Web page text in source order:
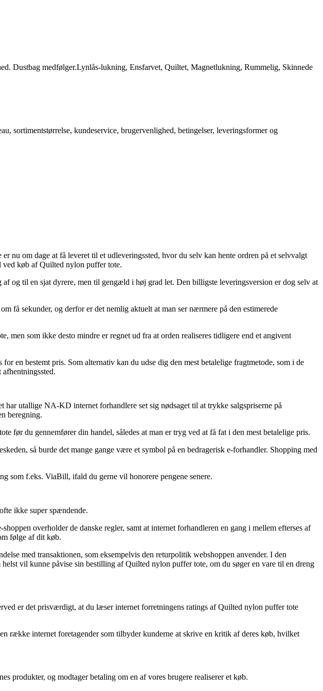
Dustbag medfølger.Lynlås-lukning, Ensfarvet, Quiltet, Magnetlukning, Rummelig, Skinnede
sortimentstørrelse, kundeservice, brugervenlighed, betingelser, leveringsformer og
nu om dage at få leveret til et udleveringssted, hvor du selv kan hente ordren på et selvvalgt
ved køb af Quilted nylon puffer tote.
og til en sjat dyrere, men til gengæld i høj grad let. Den billigste leveringsversion er dog selv at
få sekunder, og derfor er det nemlig aktuelt at man ser nærmere på den estimerede
men som ikke desto mindre er regnet ud fra at orden realiseres tidligere end et angivent
en bestemt pris. Som alternativ kan du udse dig den mest betalelige fragtmetode, som i de
utallige NA-KD internet forhandlere set sig nødsaget til at trykke salgspriserne på
beregning.
før du gennemfører din handel, således at man er tryg ved at få fat i den mest betalelige pris.
så burde det mange gange være et symbol på en bedragerisk e-forhandler. Shopping med
som f.eks. ViaBill, ifald du gerne vil honorere pengene senere.
ikke super spændende.
overholder de danske regler, samt at internet forhandleren en gang i mellem efterses af
følge af dit køb.
med transaktionen, som eksempelvis den returpolitik webshoppen anvender. I den
vil kunne påvise sin bestilling af Quilted nylon puffer tote, om du søger en vare til en dreng
er det prisværdigt, at du læser internet forretningens ratings af Quilted nylon puffer tote
række internet foretagender som tilbyder kunderne at skrive en kritik af deres køb, hvilket
produkter, og modtager betaling om en af vores brugere realiserer et køb.